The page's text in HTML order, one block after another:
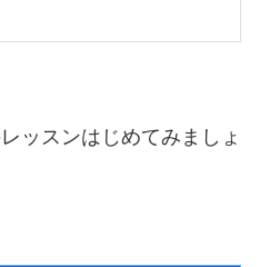
ッスンはじめてみましょ